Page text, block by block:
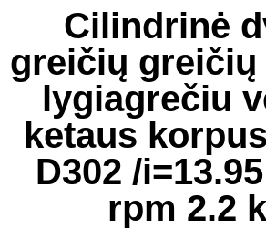
Cilindrinė
greičių greičių
lygiagrečiu
ketaus
D302 /
rpm 2.2